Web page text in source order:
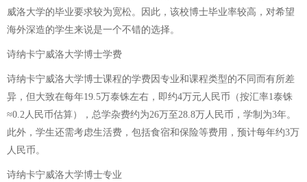
威洛大学的毕业要求较为宽松。因此，该校博士毕业率较高，对希望
海外深造的学生来说是一个不错的选择。
诗纳卡宁威洛大学博士学费
诗纳卡宁威洛大学博士课程的学费因专业和课程类型的不同而有所差
异，但大致在每年19.5万泰铢左右，即约4万元人民币（按汇率1泰铢
≈0.2人民币估算），总学杂费约为26万至28.8万人民币，学制为3年。
此外，学生还需考虑生活费，包括食宿和保险等费用，预计每年约3万
人民币。
诗纳卡宁威洛大学博士专业